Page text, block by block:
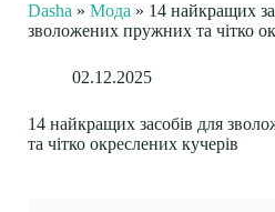
Dasha » Мода » 14 найкращих
зволожених пружних та чітко
02.12.2025
14 найкращих засобів для
та чітко окреслених кучерів